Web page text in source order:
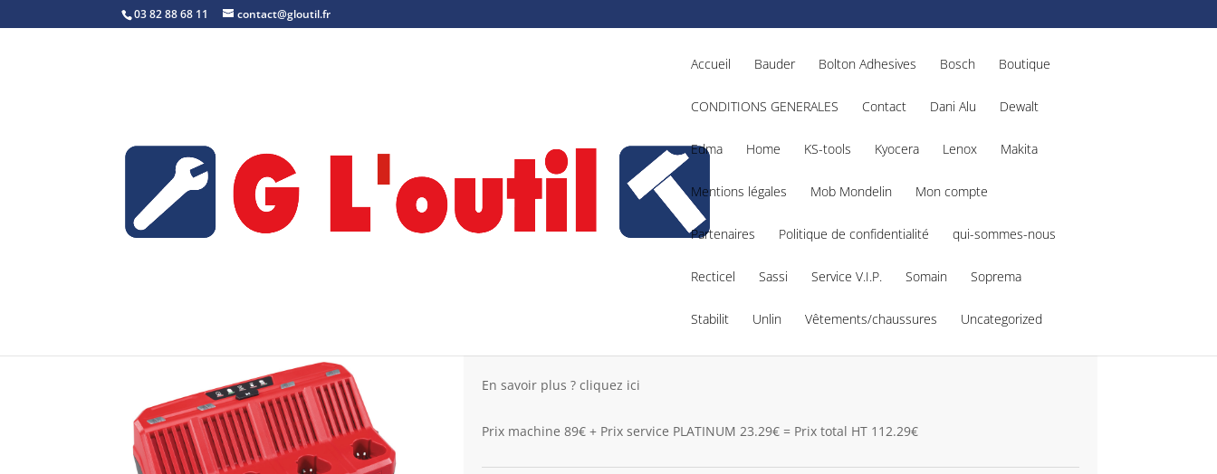
03 82 88 68 11 contact@gloutil.fr
Accueil Bauder Bolton Adhesives Bosch Boutique
CONDITIONS GENERALES Contact Dani Alu Dewalt
Edma Home KS-tools Kyocera Lenox Makita
Mentions légales Mob Mondelin Mon compte
Partenaires Politique de confidentialité qui-sommes-nous
Recticel Sassi Service V.I.P. Somain Soprema
Stabilit Unlin Vêtements/chaussures Uncategorized
En savoir plus ? cliquez ici
Prix machine 89€ + Prix service PLATINUM 23.29€ = Prix total HT 112.29€